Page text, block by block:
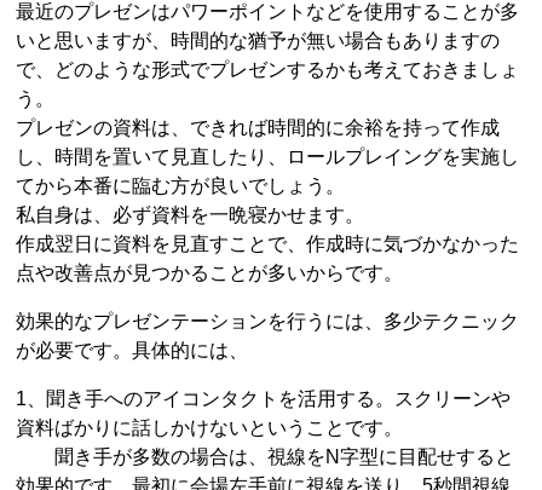
最近のプレゼンはパワーポイントなどを使用することが多
いと思いますが、時間的な猶予が無い場合もありますの
で、どのような形式でプレゼンするかも考えておきましょ
う。
プレゼンの資料は、できれば時間的に余裕を持って作成
し、時間を置いて見直したり、ロールプレイングを実施し
てから本番に臨む方が良いでしょう。
私自身は、必ず資料を一晩寝かせます。
作成翌日に資料を見直すことで、作成時に気づかなかった
点や改善点が見つかることが多いからです。
効果的なプレゼンテーションを行うには、多少テクニック
が必要です。具体的には、
1、聞き手へのアイコンタクトを活用する。スクリーンや
資料ばかりに話しかけないということです。
聞き手が多数の場合は、視線をN字型に目配せすると
効果的です。最初に会場左手前に視線を送り、5秒間視線